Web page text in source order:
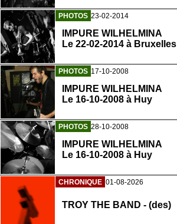
PHOTOS 23-02-2014
IMPURE WILHELMINA
Le 22-02-2014 à Bruxelles
PHOTOS 17-10-2008
IMPURE WILHELMINA
Le 16-10-2008 à Huy
PHOTOS 28-10-2008
IMPURE WILHELMINA
Le 16-10-2008 à Huy
CHRONIQUE 01-08-2026
TROY THE BAND - (des)